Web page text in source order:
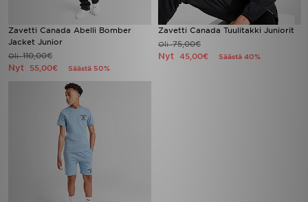
Zavetti Canada Abelli Bomber
Jacket Junior
Oli110,00€
Nyt 55,00€ Säästä 50%
Zavetti Canada Tuulitakki Juniorit
Oli75,00€
Nyt 45,00€ Säästä 40%